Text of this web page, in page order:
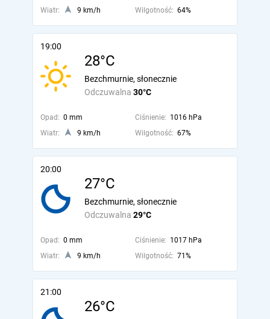
Wiatr:
9 km/h Wilgotność: 64%
19:00
28°C
Odczuwalna 30°C
Bezchmurnie, słonecznie
Opad: 0 mm Ciśnienie: 1016 hPa
Wiatr:
9 km/h Wilgotność: 67%
20:00
27°C
Odczuwalna 29°C
Bezchmurnie, słonecznie
Opad: 0 mm Ciśnienie: 1017 hPa
Wiatr:
9 km/h Wilgotność: 71%
21:00
26°C